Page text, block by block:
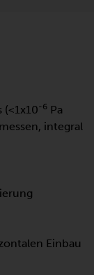
(<1x10-6 Pa
integral
Einbau